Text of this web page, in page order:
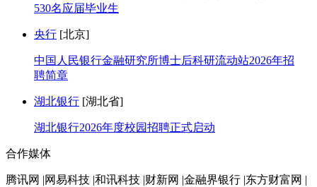
530名应届毕业生
央行 [北京]
中国人民银行金融研究所博士后科研流动站2026年招
聘简章
湖北银行 [湖北省]
湖北银行2026年度校园招聘正式启动
合作媒体
腾讯网 |网易科技 |和讯科技 |财新网 |金融界银行 |东方财富网 |